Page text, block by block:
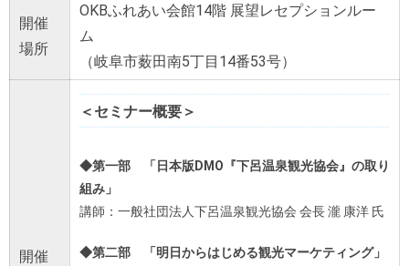
開催
場所
OKBふれあい会館14階 展望レセプションルー
ム
（岐阜市薮田南5丁目14番53号）
開催
＜セミナー概要＞
◆第一部 「日本版DMO『下呂温泉観光協会』の取り
組み」
講師：一般社団法人下呂温泉観光協会 会長 瀧 康洋 氏
◆第二部 「明日からはじめる観光マーケティング」